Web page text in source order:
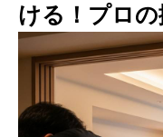
ける！プロ
させる方法